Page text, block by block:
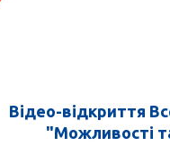
Відео-відкриття
"Можливості